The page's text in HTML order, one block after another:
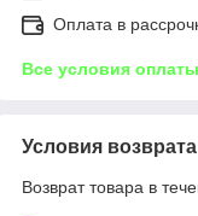
Оплата в
Все условия оплаты
Условия возврата
Возврат товара в